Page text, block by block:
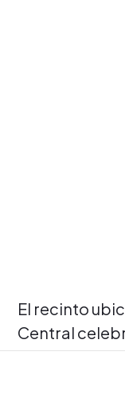
El recinto
Central
la llegada del
los 90' y con